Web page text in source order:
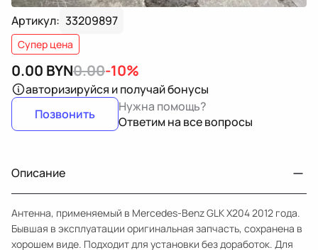
Артикул: 33209897
Супер цена
0.00 BYN0.00-10%
авторизируйся и получай бонусы
Позвонить
Нужна помощь?
Ответим на все вопросы
Описание
Антенна, применяемый в Mercedes-Benz GLK X204 2012 года.
Бывшая в эксплуатации оригинальная запчасть, сохранена в
хорошем виде. Подходит для установки без доработок. Для